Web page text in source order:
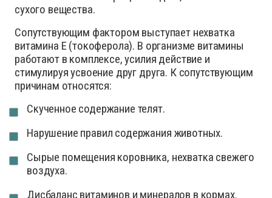
сухого вещества.
Сопутствующим фактором выступает нехватка
витамина Е (токоферола). В организме витамины
работают в комплексе, усилия действие и
стимулируя усвоение друг друга. К сопутствующим
причинам относятся:
Скученное содержание телят.
Нарушение правил содержания животных.
Сырые помещения коровника, нехватка свежего
воздуха.
Дисбаланс витаминов и минералов в кормах.